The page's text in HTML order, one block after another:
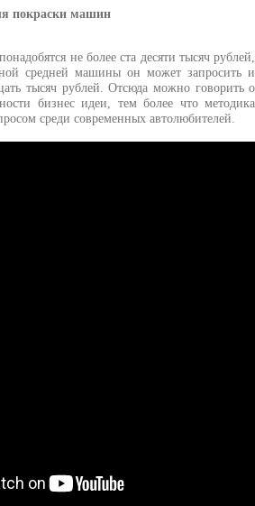
покраски машин
не более ста десяти тысяч рублей,
средней машины он может запросить и
тысяч рублей. Отсюда можно говорить о
бизнес идеи, тем более что методика
среди современных автолюбителей.